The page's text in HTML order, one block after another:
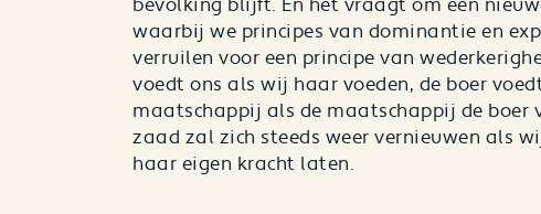
bevolking blijft. En het vraagt om een
waarbij we principes van dominantie en
verruilen voor een principe van
voedt ons als wij haar voeden, de boer
maatschappij als de maatschappij de boer
zaad zal zich steeds weer vernieuwen als
haar eigen kracht laten.